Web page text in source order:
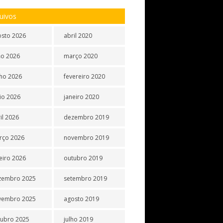
2026
2026
2026
2026
2026
2026
2026
2025
2025
2025
abril 2020
março 2020
fevereiro 2020
janeiro 2020
dezembro 2019
novembro 2019
outubro 2019
setembro 2019
agosto 2019
julho 2019